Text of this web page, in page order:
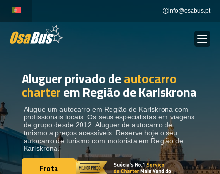
content
info@osabus.pt
ALUGUER DE AUTOCARROS
DESTINOS
FROTA
ENTRE EM CONTACTO
Aluguer privado deautocarro
charterem Região de Karlskrona
Alugue um autocarro em Região de Karlskrona com
profissionais locais. Os seus especialistas em viagens
de grupo desde 2012. Aluguer de autocarro de
turismo a preços acessíveis. Reserve hoje o seu
autocarro de turismo com motorista em Região de
Karlskrona.
Frota